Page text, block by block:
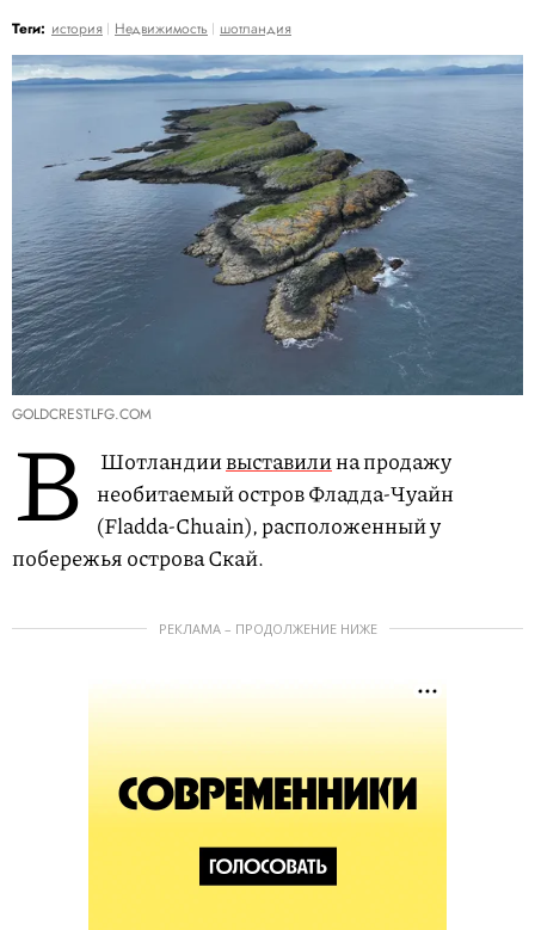
Теги: история Недвижимость шотландия
GOLDCRESTLFG.COM
В Шотландиивыставилина продажу
необитаемый остров Фладда-Чуайн
(Fladda-Chuain), расположенный у
побережья острова Скай.
РЕКЛАМА – ПРОДОЛЖЕНИЕ НИЖЕ